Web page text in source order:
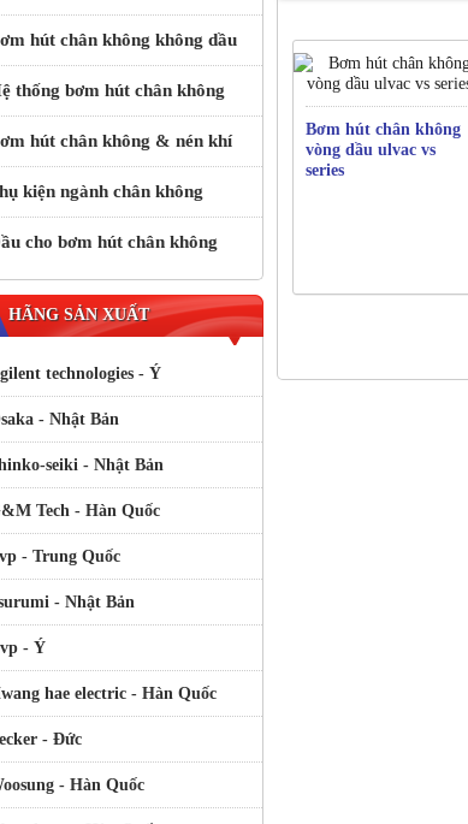
hút chân không không dầu
thống bơm hút chân không
hút chân không & nén khí
kiện ngành chân không
cho bơm hút chân không
HÃNG SẢN XUẤT
technologies - Ý
- Nhật Bản
seiki - Nhật Bản
Tech - Hàn Quốc
- Trung Quốc
- Nhật Bản
- Ý
hae electric - Hàn Quốc
- Đức
- Hàn Quốc
Bơm hút chân không
vòng dầu ulvac vs
series